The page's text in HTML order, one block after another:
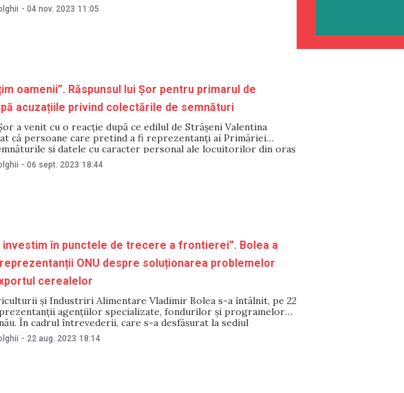
altui candidat la alegerile locale, afiliat Partidului
„ȘOR”. Printre persoanele reținute se
- 04 nov. 2023 11:05
oamenii”. Răspunsul lui Șor pentru primarul de
acuzațiile privind colectările de semnături
a venit cu o reacție după ce edilul de Strășeni Valentina
că persoane care pretind a fi reprezentanți ai Primăriei
și datele cu caracter personal ale locuitorilor din oraș
de infrastructură ale acestuia. Într-un comentariu pentru
„ȘOR”,
- 06 sept. 2023 18:44
investim în punctele de trecere a frontierei”. Bolea a
ONU despre soluționarea problemelor
cerealelor
și Industriri Alimentare Vladimir Bolea s-a întâlnit, pe 22
agenţiilor specializate, fondurilor şi programelor
În cadrul întrevederii, care s-a desfășurat la sediul
și Industriei Alimentare, părțile au discutat despre
a interveni cu măsuri de urgență în sprijinul agricultorilor.
- 22 aug. 2023 18:14